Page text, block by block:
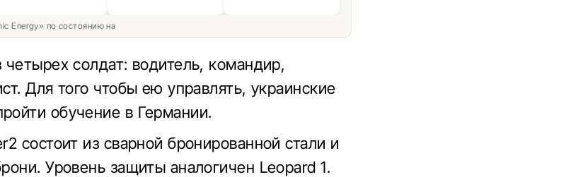
Energy» по состоянию на
солдат: водитель, командир,
Для того чтобы ею управлять, украинские
обучение в Германии.
состоит из сварной бронированной стали и
Уровень защиты аналогичен Leopard 1.